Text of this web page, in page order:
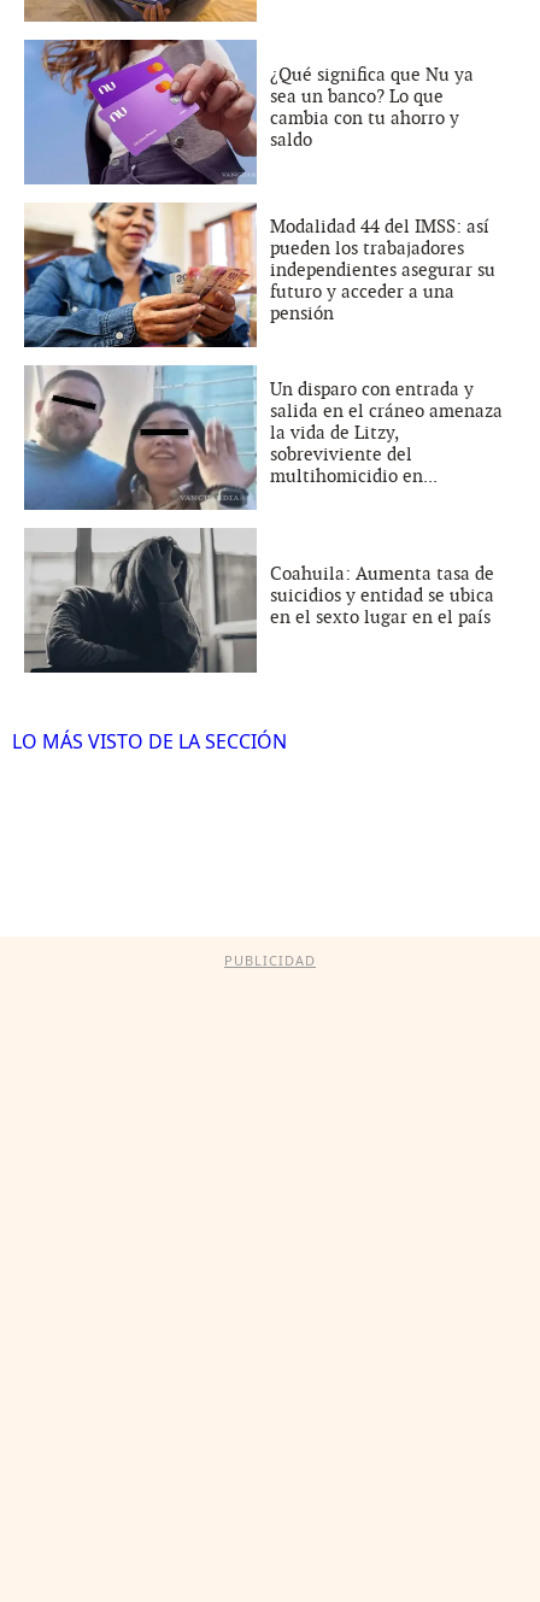
¿Qué significa que Nu ya
sea un banco? Lo que
cambia con tu ahorro y
saldo
Modalidad 44 del IMSS: así
pueden los trabajadores
independientes asegurar su
futuro y acceder a una
pensión
Un disparo con entrada y
salida en el cráneo amenaza
la vida de Litzy,
sobreviviente del
multihomicidio en...
Coahuila: Aumenta tasa de
suicidios y entidad se ubica
en el sexto lugar en el país
LO MÁS VISTO DE LA SECCIÓN
PUBLICIDAD